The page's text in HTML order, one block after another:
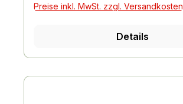
Preise inkl. MwSt. zzgl. Versandkosten
Details